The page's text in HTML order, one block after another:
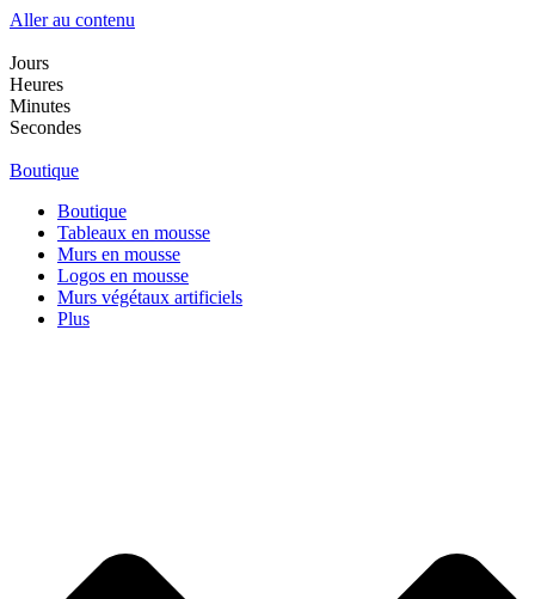
Aller au contenu
Jours
Heures
Minutes
Secondes
Boutique
Boutique
Tableaux en mousse
Murs en mousse
Logos en mousse
Murs végétaux artificiels
Plus